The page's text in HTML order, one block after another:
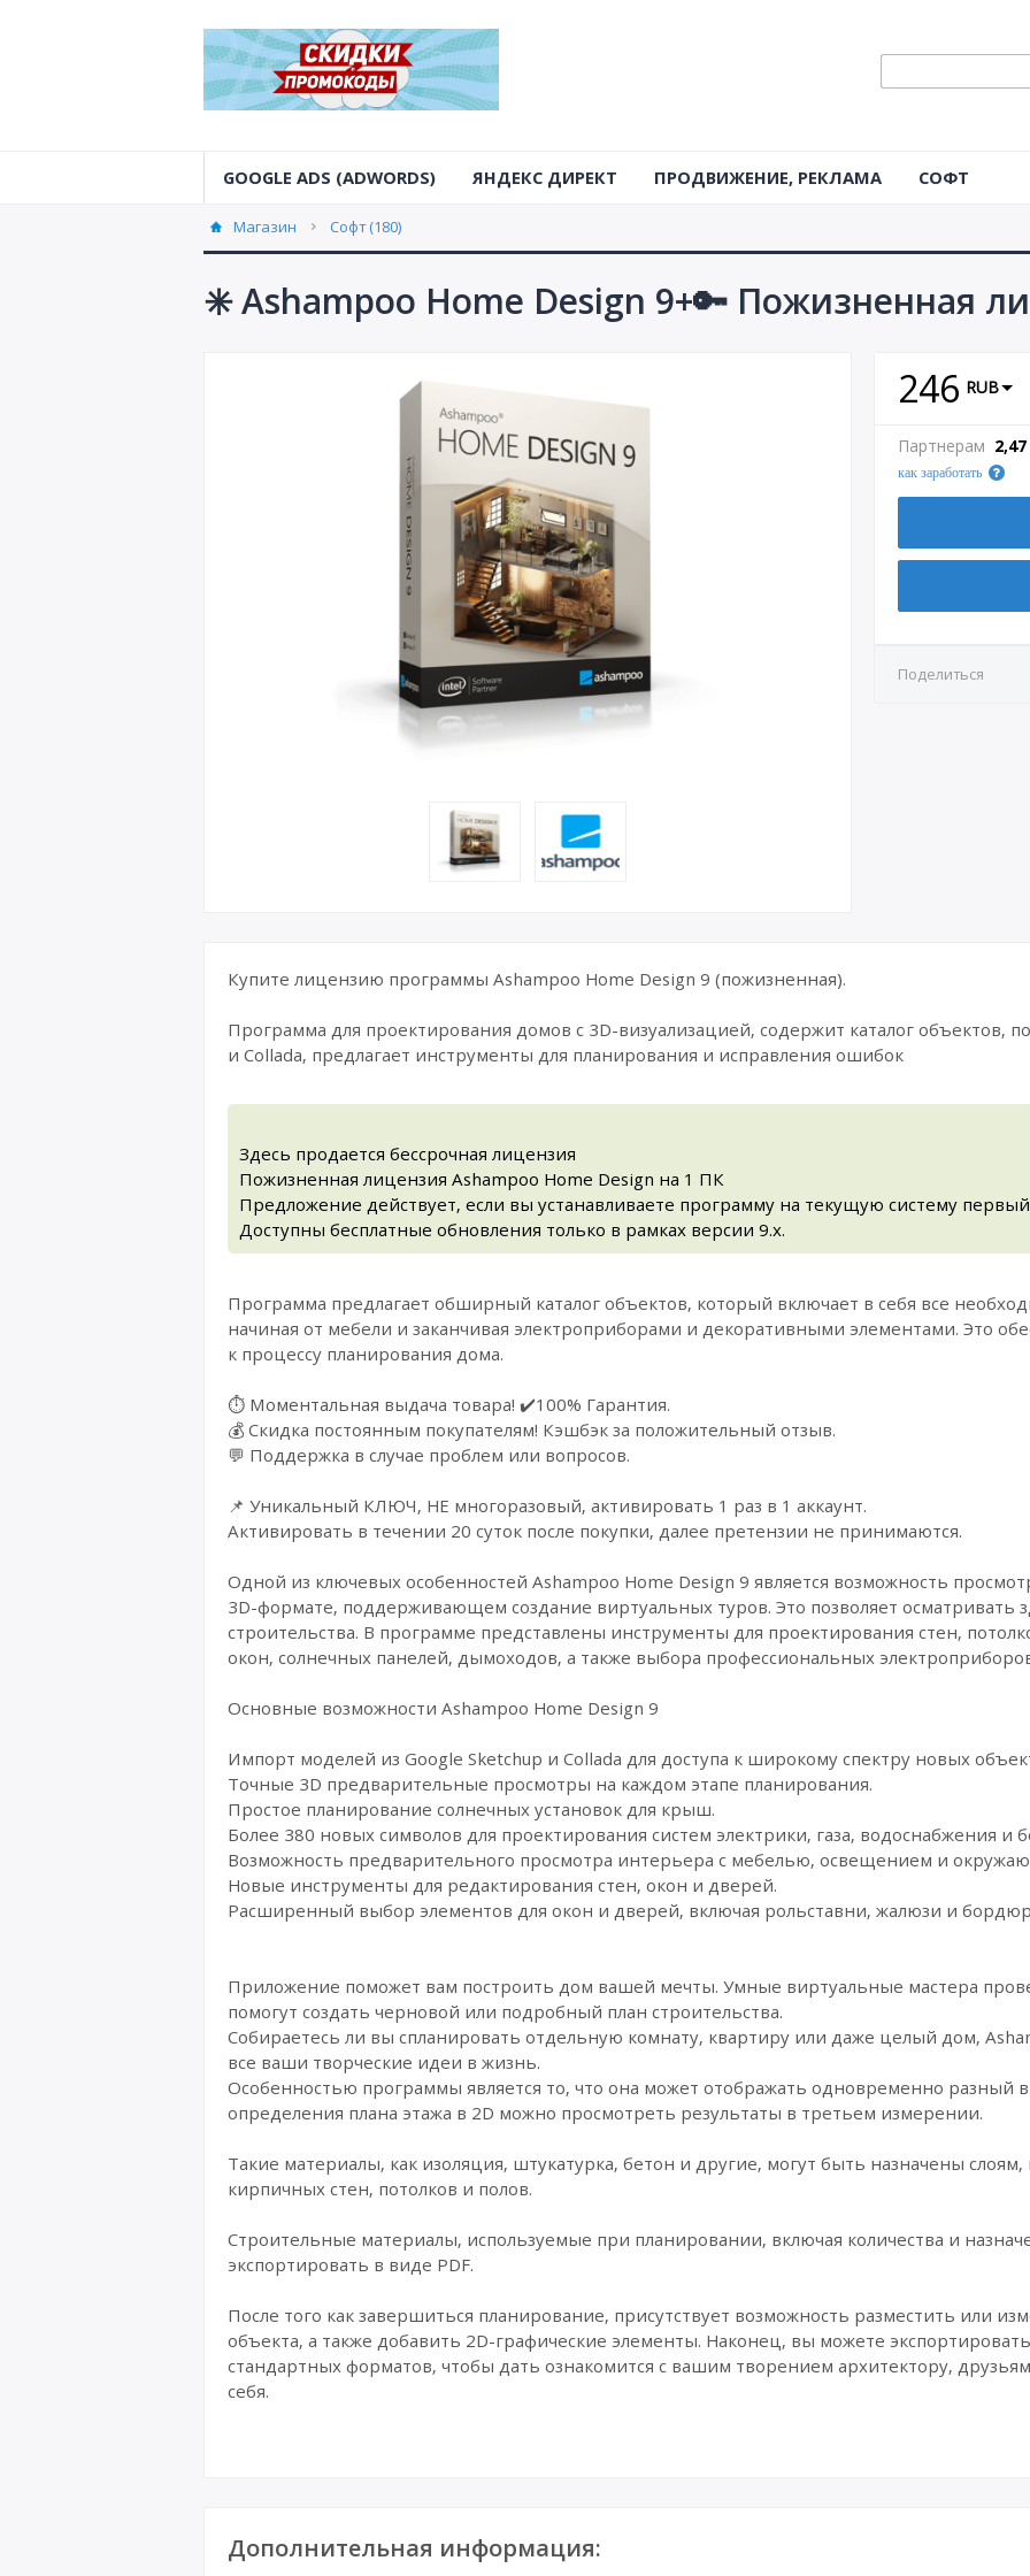
GOOGLE ADS (ADWORDS) ЯНДЕКС ДИРЕКТ ПРОДВИЖЕНИЕ, РЕКЛАМА СОФТ
Магазин Софт (180)
✳️ Ashampoo Home Design 9+🔑 Пожизненная
246 RUB
Партнерам 2,47
как заработать
Поделиться
Купите лицензию программы Ashampoo Home Design 9 (пожизненная).
Программа для проектирования домов с 3D-визуализацией, содержит каталог объектов,
и Collada, предлагает инструменты для планирования и исправления ошибок
Здесь продается бессрочная лицензия
Пожизненная лицензия Ashampoo Home Design на 1 ПК
Предложение действует, если вы устанавливаете программу на текущую систему первый
Доступны бесплатные обновления только в рамках версии 9.x.
Программа предлагает обширный каталог объектов, который включает в себя все
начиная от мебели и заканчивая электроприборами и декоративными элементами. Это
к процессу планирования дома.
⏱️ Моментальная выдача товара! ✔️100% Гарантия.
💰 Cкидка постоянным покупателям! Кэшбэк за положительный отзыв.
💬 Поддержка в случае проблем или вопросов.
📌 Уникальный КЛЮЧ, НЕ многоразовый, активировать 1 раз в 1 аккаунт.
Активировать в течении 20 суток после покупки, далее претензии не принимаются.
Одной из ключевых особенностей Ashampoo Home Design 9 является возможность
3D-формате, поддерживающем создание виртуальных туров. Это позволяет осматривать
строительства. В программе представлены инструменты для проектирования стен,
окон, солнечных панелей, дымоходов, а также выбора профессиональных
Основные возможности Ashampoo Home Design 9
Импорт моделей из Google Sketchup и Collada для доступа к широкому спектру новых
Точные 3D предварительные просмотры на каждом этапе планирования.
Простое планирование солнечных установок для крыш.
Более 380 новых символов для проектирования систем электрики, газа, водоснабжения и
Возможность предварительного просмотра интерьера с мебелью, освещением и
Новые инструменты для редактирования стен, окон и дверей.
Расширенный выбор элементов для окон и дверей, включая рольставни, жалюзи и
Приложение поможет вам построить дом вашей мечты. Умные виртуальные мастера
помогут создать черновой или подробный план строительства.
Собираетесь ли вы спланировать отдельную комнату, квартиру или даже целый дом,
все ваши творческие идеи в жизнь.
Особенностью программы является то, что она может отображать одновременно разный
определения плана этажа в 2D можно просмотреть результаты в третьем измерении.
Такие материалы, как изоляция, штукатурка, бетон и другие, могут быть назначены
кирпичных стен, потолков и полов.
Строительные материалы, используемые при планировании, включая количества и
экспортировать в виде PDF.
После того как завершиться планирование, присутствует возможность разместить или
объекта, а также добавить 2D-графические элементы. Наконец, вы можете
стандартных форматов, чтобы дать ознакомится с вашим творением архитектору,
себя.
Дополнительная информация: